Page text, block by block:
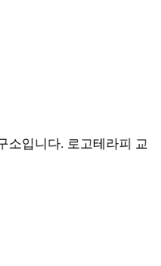
소입니다. 로고테라피 교